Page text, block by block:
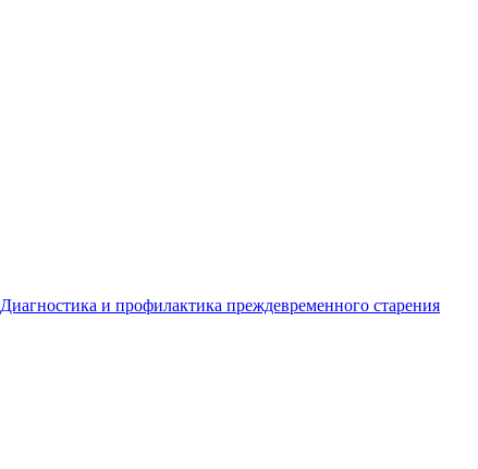
Диагностика и профилактика преждевременного старения